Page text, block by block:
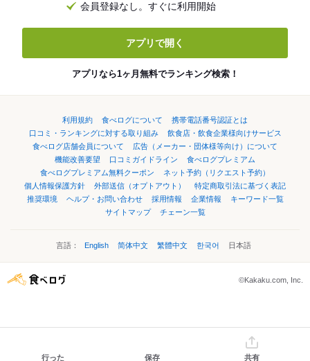
会員登録なし。すぐに利用開始
アプリで開く
アプリなら1ヶ月無料でランキング検索！
利用規約 食べログについて
携帯電話番号認証とは
口コミ・ランキングに対する取り組み
飲食店・飲食企業様向けサービス
食べログ店舗会員について
広告（メーカー・団体様等向け）について
機能改善要望
口コミガイドライン
食べログプレミアム
食べログプレミアム無料クーポン
ネット予約（リクエスト予約）
個人情報保護方針
外部送信（オプトアウト）
特定商取引法に基づく表記
推奨環境
ヘルプ・お問い合わせ 採用情報 企業情報
キーワード一覧
サイトマップ
チェーン一覧
言語： English 简体中文 繁體中文 한국어 日本語
©Kakaku.com, Inc.
行った 保存 共有